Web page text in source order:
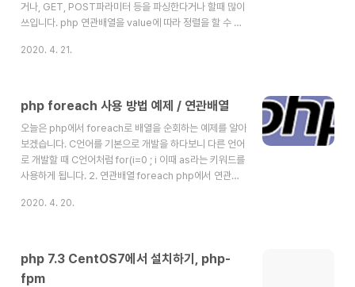
거나, GET, POST파라미터 등을 파싱한다거나 할때 많이
쓰입니다. php 연관배열을 value에 따라 정렬을 할 수 있
asort ( array &$array [, int $sort_flags =
sort_flags에는 정렬 옵션을 넣습니다. asort의
compare items normally; the details are
describ..
2020. 4. 21.
php foreach 사용 방법 예제 / 연관배열
오늘은 php에서 foreach로 배열을 순회하는 예제를 알아
보겠습니다. C언어를 기본으로 개발을 하다보니 다른 언어
로 개발할 때 C언어처럼 for(i=0 ; i 이때 as라는 키워드를
사용하게 됩니다. 2. 연관배열 foreach php에서 연관배
Key와 value를 출력 할 수 있습니다. 참고:
2020. 4. 20.
php 7.3 CentOS7에서 설치하기, php-
fpm